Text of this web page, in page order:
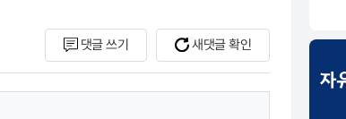
댓글 쓰기 새댓글 확인